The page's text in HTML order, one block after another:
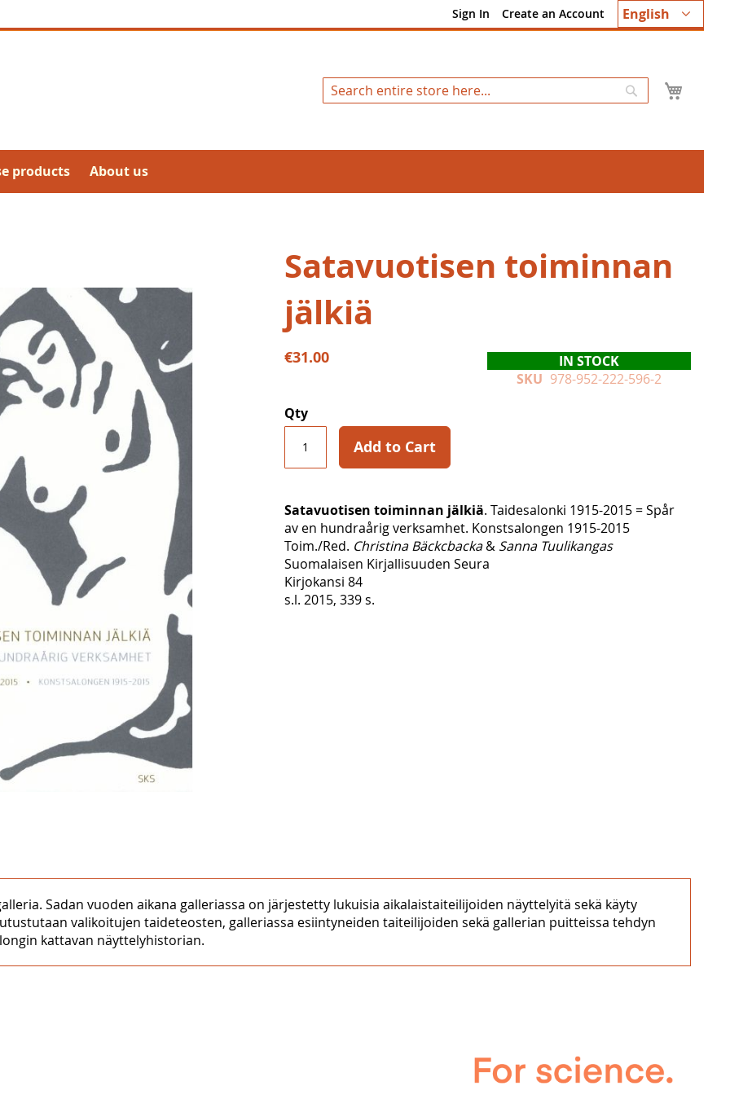
Language
English
Sign In Create an Account
Search
products About us
Satavuotisen toiminnan
jälkiä
€31.00
IN STOCK
SKU 978-952-222-596-2
Qty
Add to Cart
Satavuotisen toiminnan jälkiä. Taidesalonki 1915-2015 = Spår
av en hundraårig verksamhet. Konstsalongen 1915-2015
Toim./Red. Christina Bäckcbacka& Sanna Tuulikangas
Suomalaisen Kirjallisuuden Seura
Kirjokansi 84
s.l. 2015, 339 s.
Sadan vuoden aikana galleriassa on järjestetty lukuisia aikalaistaiteilijoiden näyttelyitä sekä käyty
valikoitujen taideteosten, galleriassa esiintyneiden taiteilijoiden sekä gallerian puitteissa tehdyn
kattavan näyttelyhistorian.